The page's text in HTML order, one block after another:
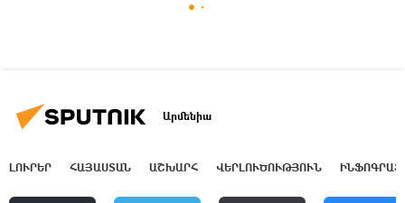
Արմենիա
ԼՈՒՐԵՐ ՀԱՅԱՍՏԱՆ ԱՇԽԱՐՀ ՎԵՐԼՈՒԾՈՒԹՅՈՒՆ